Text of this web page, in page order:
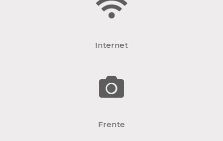
Internet
Frente